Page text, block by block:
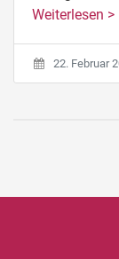
Weiterlesen >
22. Februar